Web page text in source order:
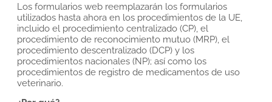
Los formularios web reemplazarán los formularios
utilizados hasta ahora en los procedimientos de la UE,
incluido el procedimiento centralizado (CP), el
procedimiento de reconocimiento mutuo (MRP), el
procedimiento descentralizado (DCP) y los
procedimientos nacionales (NP); así como los
procedimientos de registro de medicamentos de uso
veterinario.